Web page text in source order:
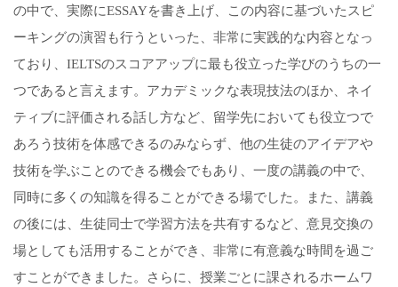
の中で、実際にESSAYを書き上げ、この内容に基づいたスピ
ーキングの演習も行うといった、非常に実践的な内容となっ
ており、IELTSのスコアアップに最も役立った学びのうちの一
つであると言えます。アカデミックな表現技法のほか、ネイ
ティブに評価される話し方など、留学先においても役立つで
あろう技術を体感できるのみならず、他の生徒のアイデアや
技術を学ぶことのできる機会でもあり、一度の講義の中で、
同時に多くの知識を得ることができる場でした。また、講義
の後には、生徒同士で学習方法を共有するなど、意見交換の
場としても活用することができ、非常に有意義な時間を過ご
すことができました。さらに、授業ごとに課されるホームワ